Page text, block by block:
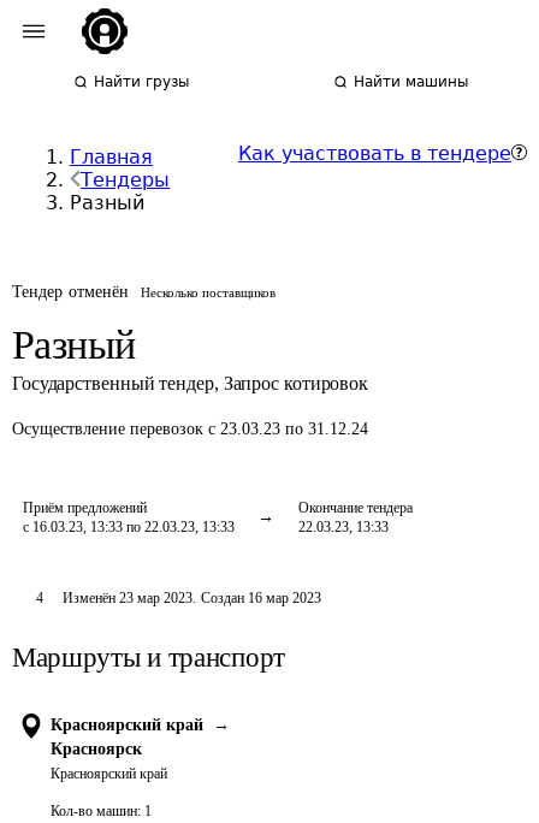
Найти грузы Найти машины
Главная
Тендеры
Разный
Как участвовать в тендере
Тендер отменён Несколько поставщиков
Разный
Государственный тендер, Запрос котировок
Осуществление перевозок с 23.03.23 по 31.12.24
Приём предложений
с 16.03.23, 13:33 по 22.03.23, 13:33
Окончание тендера
22.03.23, 13:33
4 Изменён 23 мар 2023. Создан 16 мар 2023
Маршруты и транспорт
Красноярский край
→
Красноярск
Красноярский край
Кол-во машин: 1